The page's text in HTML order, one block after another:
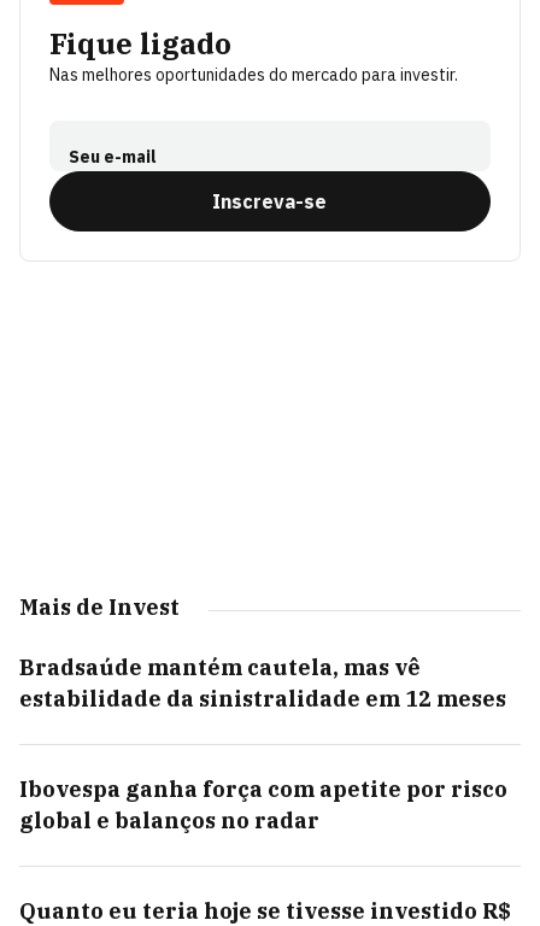
Fique ligado
Nas melhores oportunidades do mercado para investir.
Seu e-mail
Inscreva-se
Mais de Invest
Bradsaúde mantém cautela, mas vê
estabilidade da sinistralidade em 12 meses
Ibovespa ganha força com apetite por risco
global e balanços no radar
Quanto eu teria hoje se tivesse investido R$